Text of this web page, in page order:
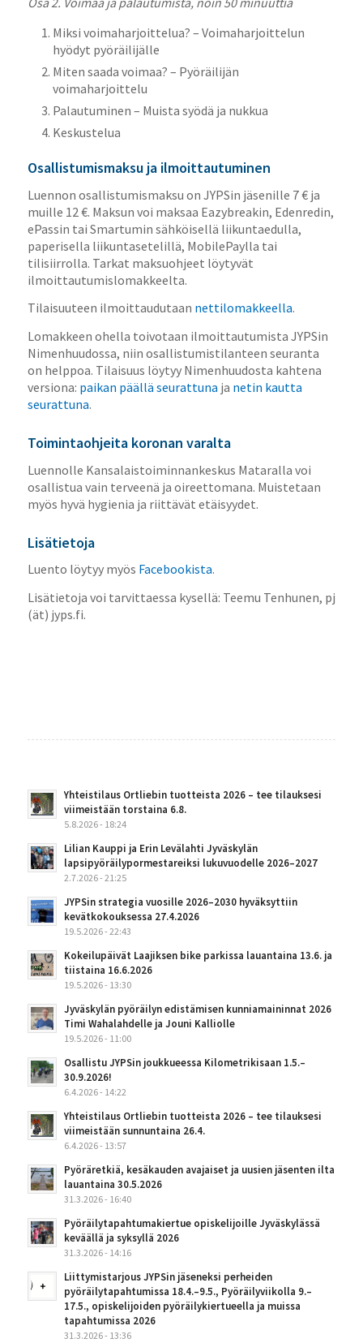
Miksi voimaharjoittelua? – Voimaharjoittelun
hyödyt pyöräilijälle
Miten saada voimaa? – Pyöräilijän
voimaharjoittelu
Palautuminen – Muista syödä ja nukkua
Keskustelua
Osallistumismaksu ja ilmoittautuminen
Luennon osallistumismaksu on JYPSin jäsenille 7 € ja
muille 12 €. Maksun voi maksaa Eazybreakin, Edenredin,
ePassin tai Smartumin sähköisellä liikuntaedulla,
paperisella liikuntasetelillä, MobilePaylla tai
tilisiirrolla. Tarkat maksuohjeet löytyvät
ilmoittautumislomakkeelta.
Tilaisuuteen ilmoittaudutaan nettilomakkeella.
Lomakkeen ohella toivotaan ilmoittautumista JYPSin
Nimenhuudossa, niin osallistumistilanteen seuranta
on helppoa. Tilaisuus löytyy Nimenhuudosta kahtena
versiona: paikan päällä seurattuna ja netin kautta
seurattuna.
Toimintaohjeita koronan varalta
Luennolle Kansalaistoiminnankeskus Mataralla voi
osallistua vain terveenä ja oireettomana. Muistetaan
myös hyvä hygienia ja riittävät etäisyydet.
Lisätietoja
Luento löytyy myös Facebookista.
Lisätietoja voi tarvittaessa kysellä: Teemu Tenhunen, pj
(ät) jyps.fi.
Yhteistilaus Ortliebin tuotteista 2026 – tee tilauksesi
viimeistään torstaina 6.8.
5.8.2026 - 18:24
Lilian Kauppi ja Erin Levälahti Jyväskylän
lapsipyöräilypormestareiksi lukuvuodelle 2026–2027
2.7.2026 - 21:25
JYPSin strategia vuosille 2026–2030 hyväksyttiin
kevätkokouksessa 27.4.2026
19.5.2026 - 22:43
Kokeilupäivät Laajiksen bike parkissa lauantaina 13.6. ja
tiistaina 16.6.2026
19.5.2026 - 13:30
Jyväskylän pyöräilyn edistämisen kunniamaininnat 2026
Timi Wahalahdelle ja Jouni Kalliolle
19.5.2026 - 11:00
Osallistu JYPSin joukkueessa Kilometrikisaan 1.5.–
30.9.2026!
6.4.2026 - 14:22
Yhteistilaus Ortliebin tuotteista 2026 – tee tilauksesi
viimeistään sunnuntaina 26.4.
6.4.2026 - 13:57
Pyöräretkiä, kesäkauden avajaiset ja uusien jäsenten ilta
lauantaina 30.5.2026
31.3.2026 - 16:40
Pyöräilytapahtumakiertue opiskelijoille Jyväskylässä
keväällä ja syksyllä 2026
31.3.2026 - 14:16
Liittymistarjous JYPSin jäseneksi perheiden
pyöräilytapahtumissa 18.4.–9.5., Pyöräilyviikolla 9.–
17.5., opiskelijoiden pyöräilykiertueella ja muissa
tapahtumissa 2026
31.3.2026 - 13:36